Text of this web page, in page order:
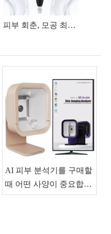
피부 회춘, 모공 최소화, 잔주름 감소, 여드름 치료에 사용되는 미세 바늘 롤러가 있는 플라즈마 펜
AI 피부 분석기를 구매할
때 어떤 사양이 중요합니
까?